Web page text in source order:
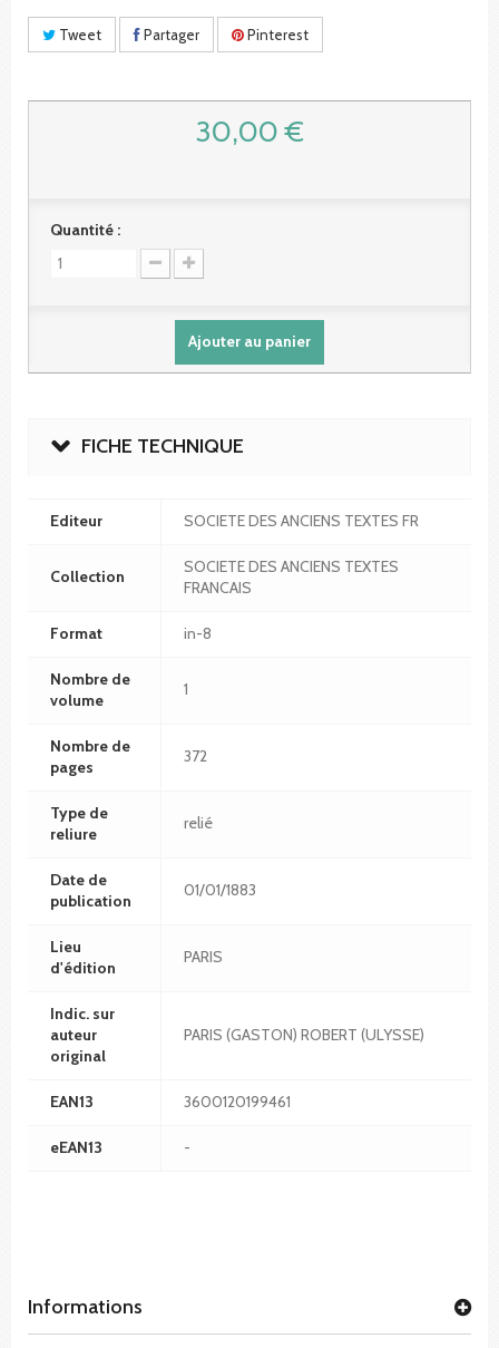
Tweet Partager Pinterest
30,00 €
Quantité :
Ajouter au panier
FICHE TECHNIQUE
Editeur SOCIETE DES ANCIENS TEXTES FR
Collection
SOCIETE DES ANCIENS TEXTES
FRANCAIS
Format in-8
Nombre de
volume
1
Nombre de
pages
372
Type de
reliure
relié
Date de
publication
01/01/1883
Lieu
d'édition
PARIS
Indic. sur
auteur
original
PARIS (GASTON) ROBERT (ULYSSE)
EAN13 3600120199461
eEAN13 -
Informations